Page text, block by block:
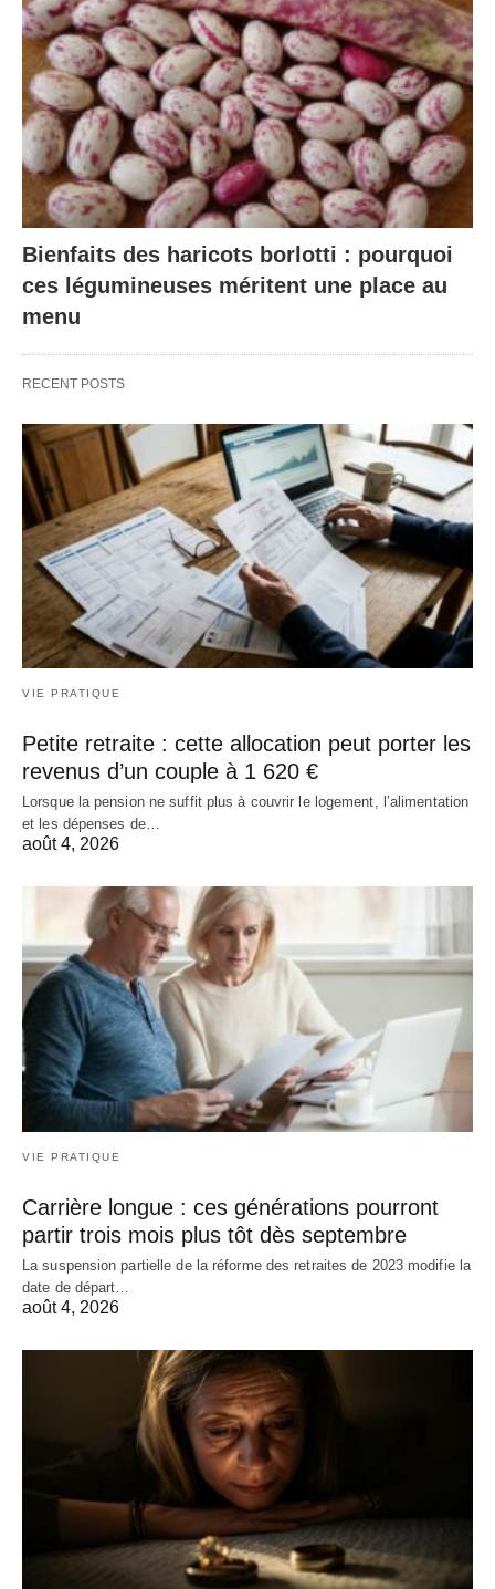
Bienfaits des haricots borlotti : pourquoi
ces légumineuses méritent une place au
menu
RECENT POSTS
VIE PRATIQUE
Petite retraite : cette allocation peut porter les
revenus d’un couple à 1 620 €
Lorsque la pension ne suffit plus à couvrir le logement, l’alimentation
et les dépenses de…
août 4, 2026
VIE PRATIQUE
Carrière longue : ces générations pourront
partir trois mois plus tôt dès septembre
La suspension partielle de la réforme des retraites de 2023 modifie la
date de départ…
août 4, 2026